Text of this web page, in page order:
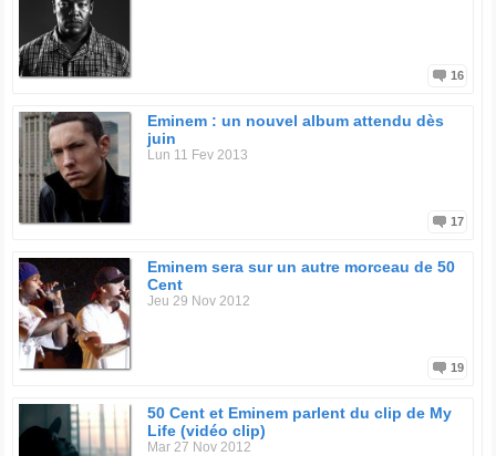
16
Eminem : un nouvel album attendu dès
juin
Lun 11 Fev 2013
17
Eminem sera sur un autre morceau de 50
Cent
Jeu 29 Nov 2012
19
50 Cent et Eminem parlent du clip de My
Life (vidéo clip)
Mar 27 Nov 2012